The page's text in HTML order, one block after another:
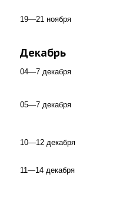
19—21 ноября
Декабрь
04—7 декабря
05—7 декабря
10—12 декабря
11—14 декабря